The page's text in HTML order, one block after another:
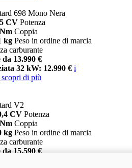
698 Mono Nera
CV Potenza
Coppia
kg Peso in ordine di marcia
carburante
13.990 €
32 kW: 12.990 € i
scopri di più
V2
CV Potenza
Coppia
kg Peso in ordine di marcia
carburante
15.590 €